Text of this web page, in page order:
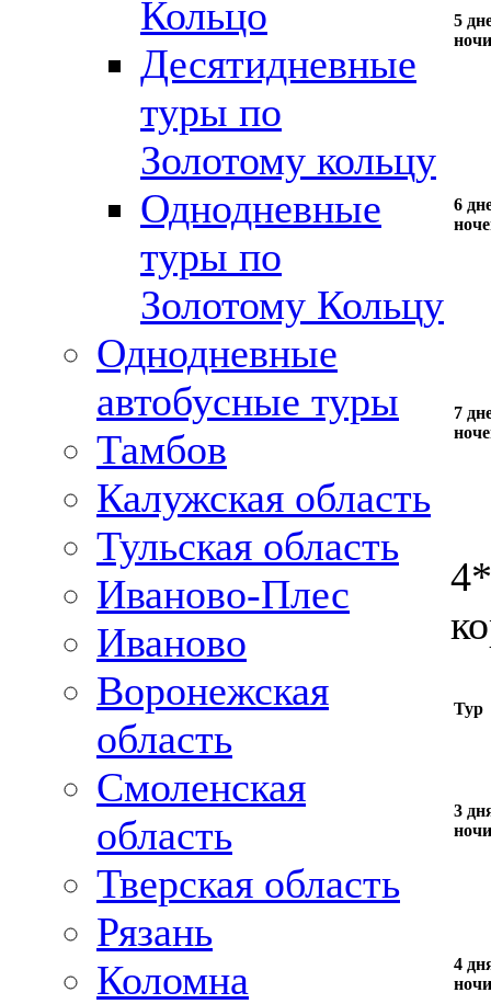
Кольцо
Десятидневные
туры по
Золотому кольцу
Однодневные
туры по
Золотому Кольцу
Однодневные
автобусные туры
Тамбов
Калужская область
Тульская область
Иваново-Плес
Иваново
Воронежская
область
Смоленская
область
Тверская область
Рязань
Коломна
5
ночи
6
7
Тур
3
ночи
4
ночи